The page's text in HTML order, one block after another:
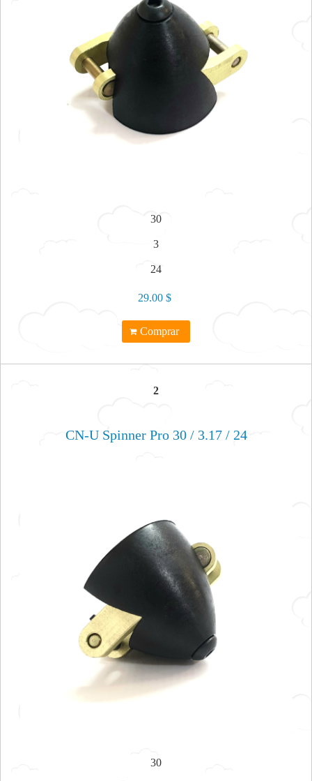
30
3
24
29.00 $
Comprar
2
CN-U Spinner Pro 30 / 3.17 / 24
30